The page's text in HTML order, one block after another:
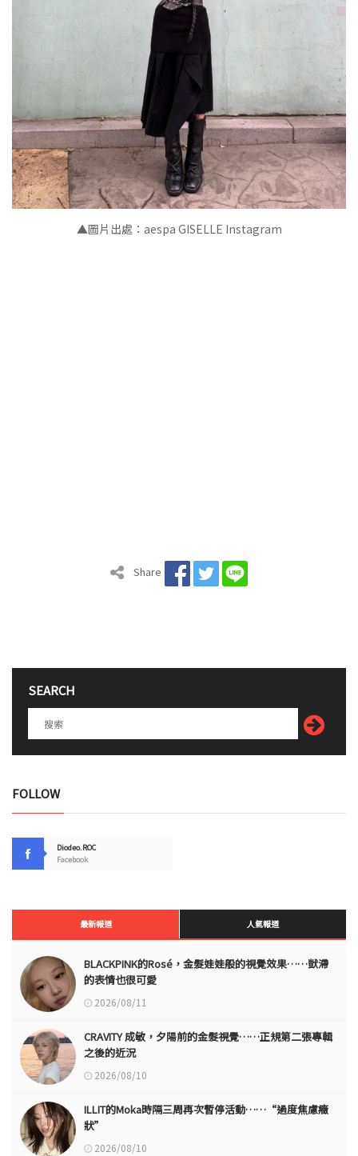
▲圖片出處：aespa GISELLE Instagram
Share
SEARCH
FOLLOW
Diodeo.ROC
Facebook
最新報道 人氣報道
BLACKPINK的Rosé，金髮娃娃般的視覺效果……獃滯
的表情也很可愛
2026/08/11
CRAVITY 成敏，夕陽前的金髮視覺……正規第二張專輯
之後的近況
2026/08/10
ILLIT的Moka時隔三周再次暫停活動……“過度焦慮癥
狀”
2026/08/10